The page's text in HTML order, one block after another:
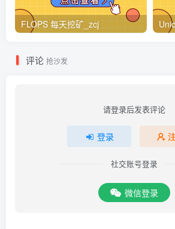
FLOPS 每天挖矿_zcj
评论 抢沙发
请登录后发表评论
登录
社交账号登录
微信登录